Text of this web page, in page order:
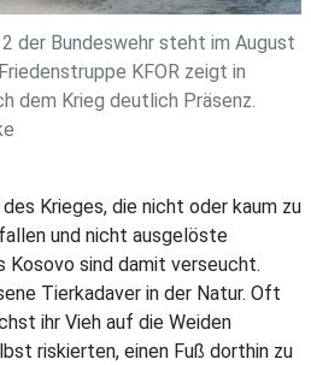
der Bundeswehr steht im August
KFOR zeigt in
dem Krieg deutlich Präsenz.
Krieges, die nicht oder kaum zu
und nicht ausgelöste
Kosovo sind damit verseucht.
Tierkadaver in der Natur. Oft
ihr Vieh auf die Weiden
riskierten, einen Fuß dorthin zu